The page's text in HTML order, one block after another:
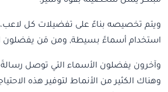
ويتم تخصيصه بناءً على تفضيلات كل
استخدام أسماءََ بسيطة, ومن مَن يفضلون
وآخرون يفضلون الأسماء التي توصل رسالةَ
وهناك الكثير من الأنماط لتوفير هذه